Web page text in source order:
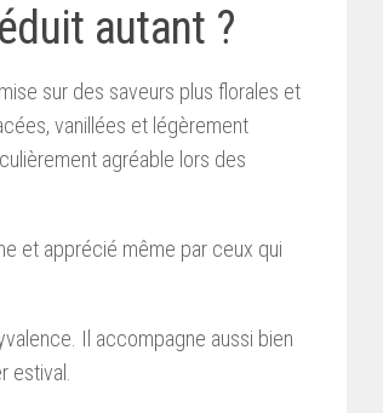
autant ?
sur des saveurs plus florales et
vanillées et légèrement
agréable lors des
et apprécié même par ceux qui
Il accompagne aussi bien
estival.